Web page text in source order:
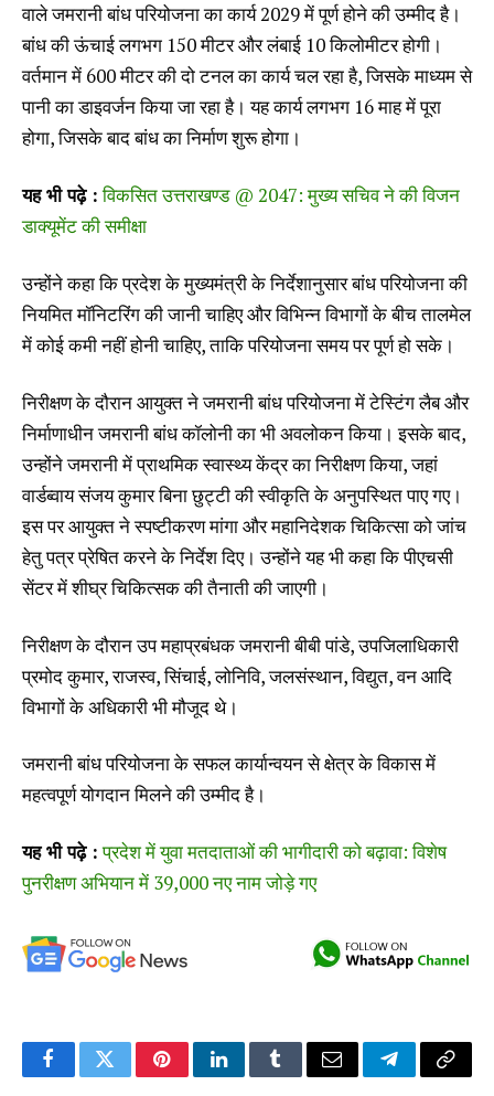
वाले जमरानी बांध परियोजना का कार्य 2029 में पूर्ण होने की उम्मीद है।
बांध की ऊंचाई लगभग 150 मीटर और लंबाई 10 किलोमीटर होगी।
वर्तमान में 600 मीटर की दो टनल का कार्य चल रहा है, जिसके माध्यम से
पानी का डाइवर्जन किया जा रहा है। यह कार्य लगभग 16 माह में पूरा
होगा, जिसके बाद बांध का निर्माण शुरू होगा।
यह भी पढ़े : विकसित उत्तराखण्ड @ 2047: मुख्य सचिव ने की विजन
डाक्यूमेंट की समीक्षा
उन्होंने कहा कि प्रदेश के मुख्यमंत्री के निर्देशानुसार बांध परियोजना की
नियमित मॉनिटरिंग की जानी चाहिए और विभिन्न विभागों के बीच तालमेल
में कोई कमी नहीं होनी चाहिए, ताकि परियोजना समय पर पूर्ण हो सके।
निरीक्षण के दौरान आयुक्त ने जमरानी बांध परियोजना में टेस्टिंग लैब और
निर्माणाधीन जमरानी बांध कॉलोनी का भी अवलोकन किया। इसके बाद,
उन्होंने जमरानी में प्राथमिक स्वास्थ्य केंद्र का निरीक्षण किया, जहां
वार्डब्वाय संजय कुमार बिना छुट्टी की स्वीकृति के अनुपस्थित पाए गए।
इस पर आयुक्त ने स्पष्टीकरण मांगा और महानिदेशक चिकित्सा को जांच
हेतु पत्र प्रेषित करने के निर्देश दिए। उन्होंने यह भी कहा कि पीएचसी
सेंटर में शीघ्र चिकित्सक की तैनाती की जाएगी।
निरीक्षण के दौरान उप महाप्रबंधक जमरानी बीबी पांडे, उपजिलाधिकारी
प्रमोद कुमार, राजस्व, सिंचाई, लोनिवि, जलसंस्थान, विद्युत, वन आदि
विभागों के अधिकारी भी मौजूद थे।
जमरानी बांध परियोजना के सफल कार्यान्वयन से क्षेत्र के विकास में
महत्वपूर्ण योगदान मिलने की उम्मीद है।
यह भी पढ़े : प्रदेश में युवा मतदाताओं की भागीदारी को बढ़ावा: विशेष
पुनरीक्षण अभियान में 39,000 नए नाम जोड़े गए
FacebookTwitterPinterestLinkedInTumblrEmail TelegramCopy